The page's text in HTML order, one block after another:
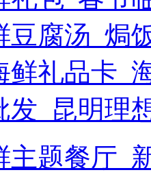
豆腐汤_焗
鲜礼品卡_
发_昆明理
主题餐厅_